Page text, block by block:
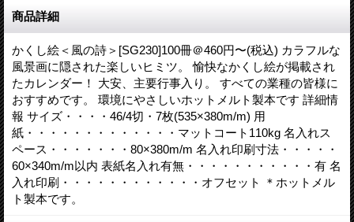
商品詳細
かくし絵＜風の詩＞[SG230]100冊＠460円〜(税込) カラフルな
風景画に隠された楽しいヒミツ。 愉快なかくし絵が掲載され
たカレンダー！ 大安、主要行事入り。 すべての業種の皆様に
おすすめです。 環境にやさしいホットメルト製本です 詳細情
報 サイズ・・・・46/4切・7枚(535×380m/m) 用
紙・・・・・・・・・・・・・マットコート110kg 名入れス
ペース・・・・・・・80×380m/m 名入れ印刷寸法・・・・・
60×340m/m以内 表紙名入れ有無・・・・・・・・・・・有 名
入れ印刷・・・・・・・・・・・・オフセット ＊ホットメル
ト製本です。